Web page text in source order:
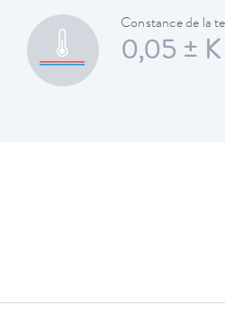
Constance de la
0,05 ± K